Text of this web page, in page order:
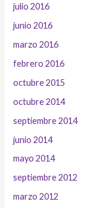
julio 2016
junio 2016
marzo 2016
febrero 2016
octubre 2015
octubre 2014
septiembre 2014
junio 2014
mayo 2014
septiembre 2012
marzo 2012